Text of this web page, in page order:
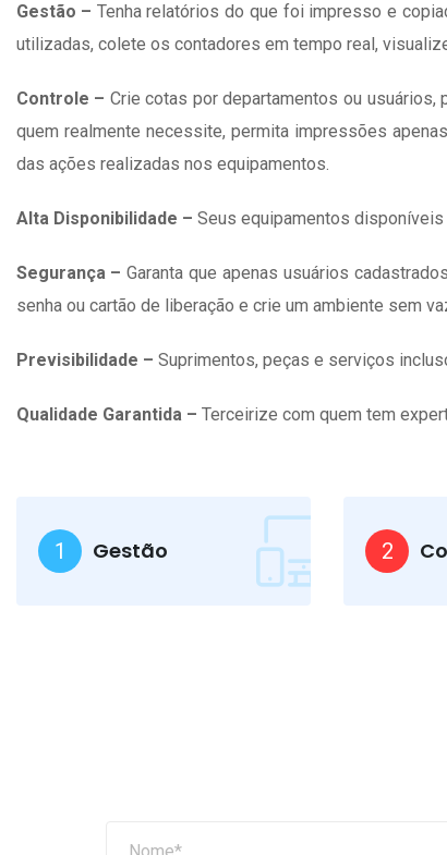
Gestão – Tenha relatórios do que foi impresso e
utilizadas, colete os contadores em tempo real,
Controle – Crie cotas por departamentos ou
quem realmente necessite, permita impressões
das ações realizadas nos equipamentos.
Alta Disponibilidade – Seus equipamentos
Segurança – Garanta que apenas usuários
senha ou cartão de liberação e crie um ambiente sem
Previsibilidade – Suprimentos, peças e serviços
Qualidade Garantida – Terceirize com quem tem
1 Gestão 2